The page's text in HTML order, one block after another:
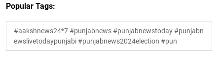
Popular Tags:
#aakshnews24*7 #punjabnews #punjabnewstoday #punjabn
ewslivetodaypunjabi #punjabnews2024election #pun